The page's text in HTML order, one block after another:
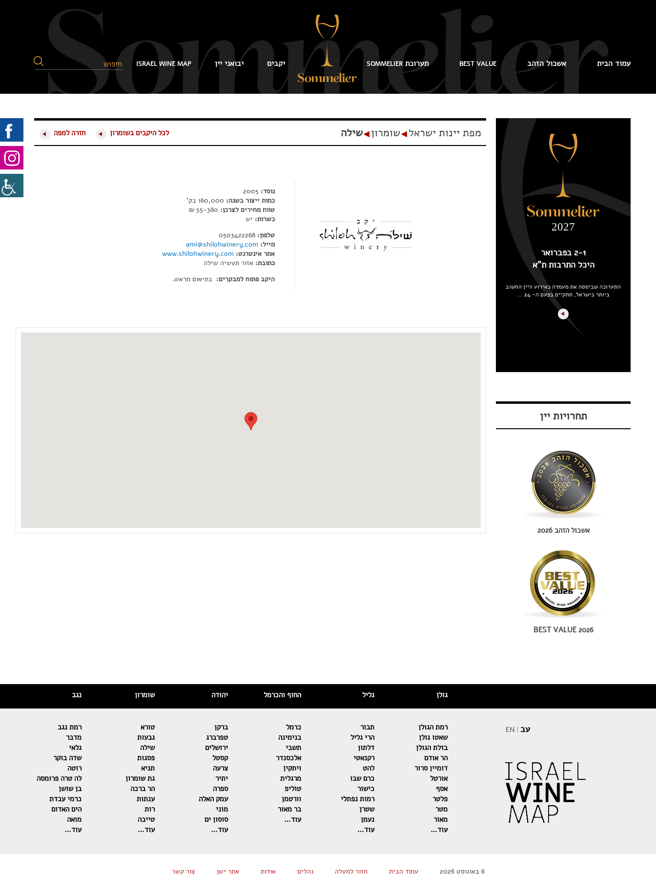
עמוד הבית אשכול הזהב BEST VALUE תערוכתSOMMELIER יקבים יבואני יין ISRAEL WINE MAP
מפת יינות ישראל◂שומרון◂שילה חזרה למפה לכל היקבים בשומרון
נוסד:
כמות ייצור בשנה:
טווח מחירים לצרכן:
כשרות: יש
טלפון:
מייל: ami@shilohwinery.com
אתר אינטרנט: www.shilohwinery.com
כתובת: אזור תעשיה שילה
היקב פתוח למבקרים: בתיאום מראש.
2027
2-1 בפברואר
היכל התרבות ת"א
התערוכה שביססה את מעמדה כאירוע היין החשוב
ביותר בישראל, תתקיים בפעם ה- 24 …
תחרויות יין
אשכול הזהב 2026
BEST VALUE 2026
עב |
EN
גולן
רמת הגולן
שאטו גולן
בזלת הגולן
הר אודם
דומיין סרור
אורטל
אסף
פלטר
מטר
מאור
עוד…
גליל
תבור
הרי גליל
דלתון
רקנאטי
להט
כרם שבו
כישור
רמות נפתלי
שטרן
נעמן
עוד…
החוף והכרמל
כרמל
בנימינה
תשבי
אלכסנדר
ויתקין
מרגלית
טוליפ
וורטמן
בר מאור
עוד…
יהודה
ברקן
טפרברג
ירושלים
קסטל
צרעה
יתיר
ספרה
עמק האלה
מוני
סוסון ים
עוד…
שומרון
טורא
גבעות
שילה
פסגות
תניא
גת שומרון
הר ברכה
ענתות
רות
טייבה
עוד…
נגב
רמת נגב
מדבר
גלאי
שדה בוקר
רוטה
לה טרה פרומסה
בן שושן
כרמי עבדת
הים האדום
מואה
עוד…
6 באוגוסט 2026 עמוד הבית חזור למעלה נהלים אודות אתר ישן צור קשר